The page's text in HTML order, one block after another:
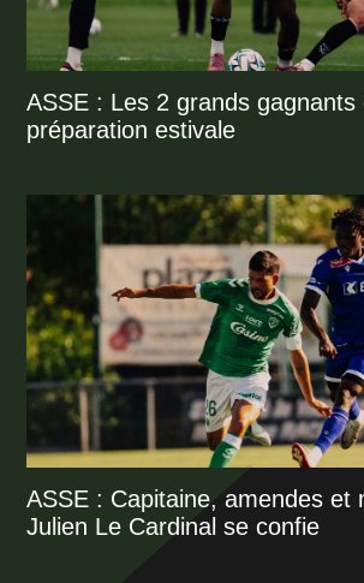
ASSE : Les 2 grands gagnants
préparation estivale
ASSE : Capitaine, amendes et
Julien Le Cardinal se confie